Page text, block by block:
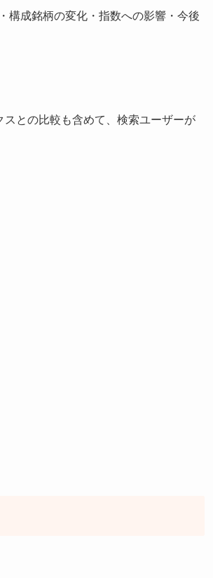
構成銘柄の変化・指数への影響・今後
との比較も含めて、検索ユーザーが